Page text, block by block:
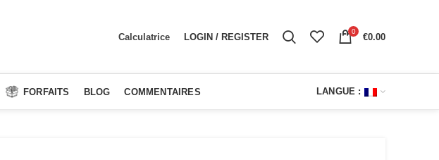
Calculatrice LOGIN / REGISTER 0 €0.00
FORFAITS BLOG COMMENTAIRES LANGUE :